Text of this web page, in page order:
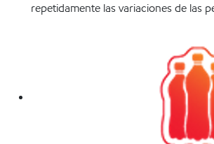
repetidamente las variaciones de las